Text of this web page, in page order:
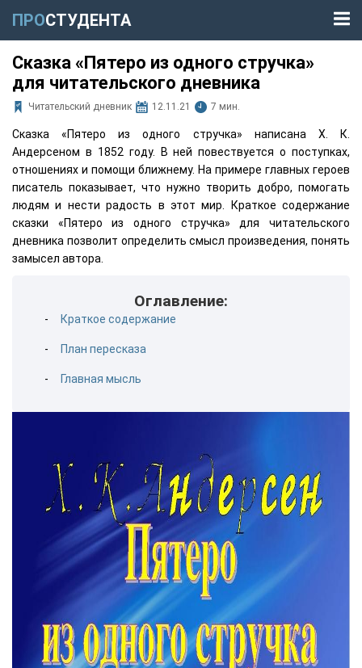
ПРОСТУДЕНТА
Сказка «Пятеро из одного стручка»
для читательского дневника
Читательский дневник 12.11.21 7 мин.
Сказка «Пятеро из одного стручка» написана Х. К.
Андерсеном в 1852 году. В ней повествуется о поступках,
отношениях и помощи ближнему. На примере главных героев
писатель показывает, что нужно творить добро, помогать
людям и нести радость в этот мир. Краткое содержание
сказки «Пятеро из одного стручка» для читательского
дневника позволит определить смысл произведения, понять
замысел автора.
Оглавление:
Краткое содержание
План пересказа
Главная мысль